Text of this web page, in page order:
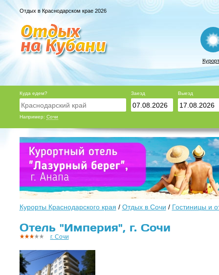
Отдых в Краснодарском крае 2026
Куда едем?
Например: Сочи
Заезд Выезд
Курорты Краснодарского края / Отдых в Сочи / Гостиницы и
Отель "Империя", г. Сочи
г. Сочи